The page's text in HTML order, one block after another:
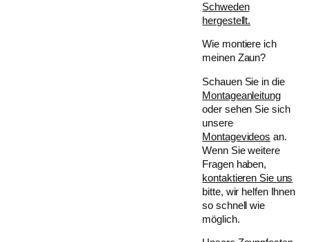
Schweden
hergestellt.
Wie montiere ich
meinen Zaun?
Schauen Sie in die
Montageanleitung
oder sehen Sie sich
unsere
Montagevideos an.
Wenn Sie weitere
Fragen haben,
kontaktieren Sie uns
bitte, wir helfen Ihnen
so schnell wie
möglich.